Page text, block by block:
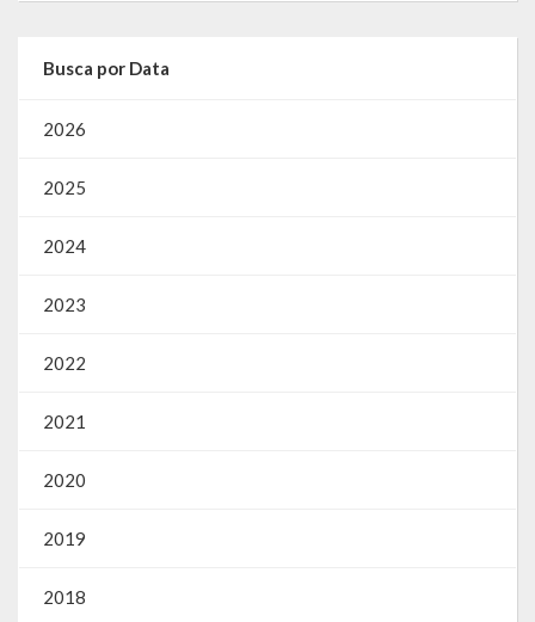
Busca por Data
2026
2025
2024
2023
2022
2021
2020
2019
2018